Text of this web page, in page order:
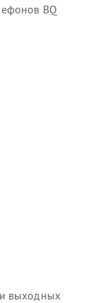
BQ
выходных